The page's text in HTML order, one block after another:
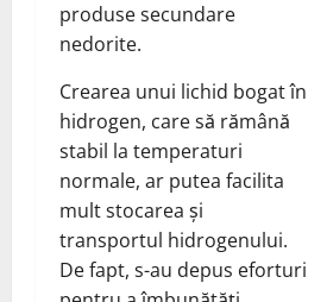
produse secundare
nedorite.
Crearea unui lichid bogat în
hidrogen, care să rămână
stabil la temperaturi
normale, ar putea facilita
mult stocarea și
transportul hidrogenului.
De fapt, s-au depus eforturi